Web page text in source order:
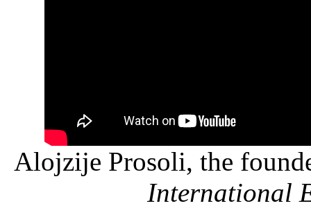
Alojzije Prosoli, the
International